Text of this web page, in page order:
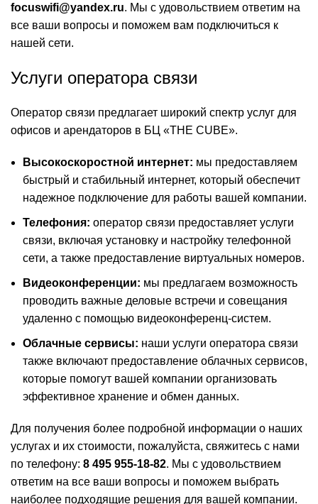
focuswifi@yandex.ru. Мы с удовольствием ответим на
все ваши вопросы и поможем вам подключиться к
нашей сети.
Услуги оператора связи
Оператор связи предлагает широкий спектр услуг для
офисов и арендаторов в БЦ «THE CUBE».
Высокоскоростной интернет: мы предоставляем
быстрый и стабильный интернет, который обеспечит
надежное подключение для работы вашей компании.
Телефония: оператор связи предоставляет услуги
связи, включая установку и настройку телефонной
сети, а также предоставление виртуальных номеров.
Видеоконференции: мы предлагаем возможность
проводить важные деловые встречи и совещания
удаленно с помощью видеоконференц-систем.
Облачные сервисы: наши услуги оператора связи
также включают предоставление облачных сервисов,
которые помогут вашей компании организовать
эффективное хранение и обмен данных.
Для получения более подробной информации о наших
услугах и их стоимости, пожалуйста, свяжитесь с нами
по телефону: 8 495 955-18-82. Мы с удовольствием
ответим на все ваши вопросы и поможем выбрать
наиболее подходящие решения для вашей компании.